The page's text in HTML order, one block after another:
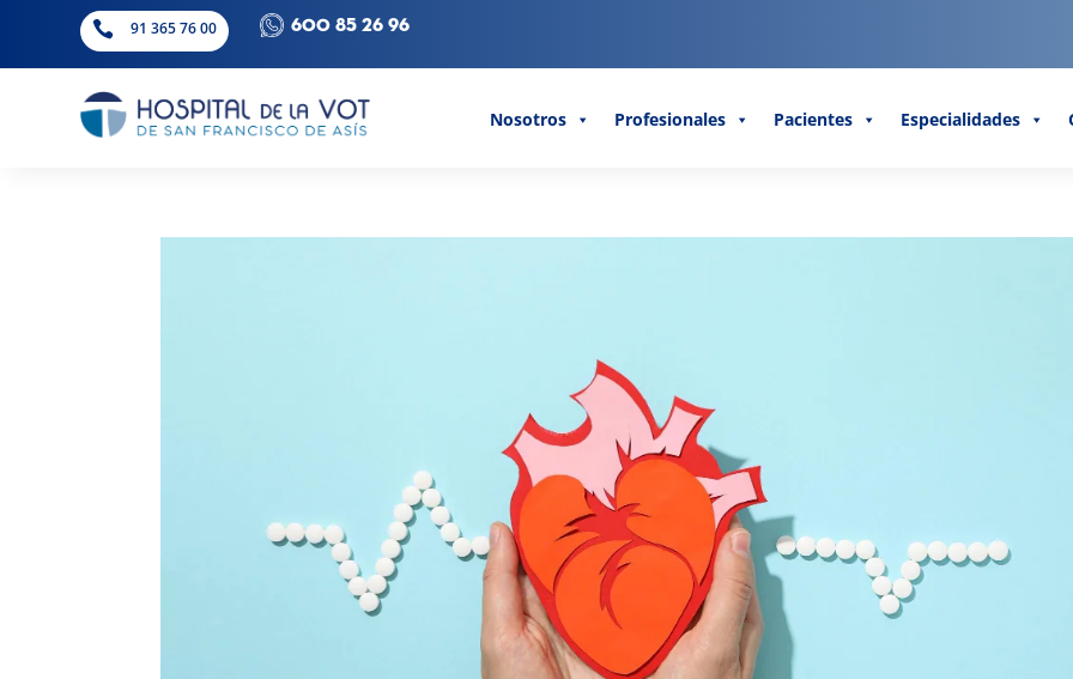
 91 365 76 00 600 85 26 96
Nosotros Profesionales Pacientes Especialidades